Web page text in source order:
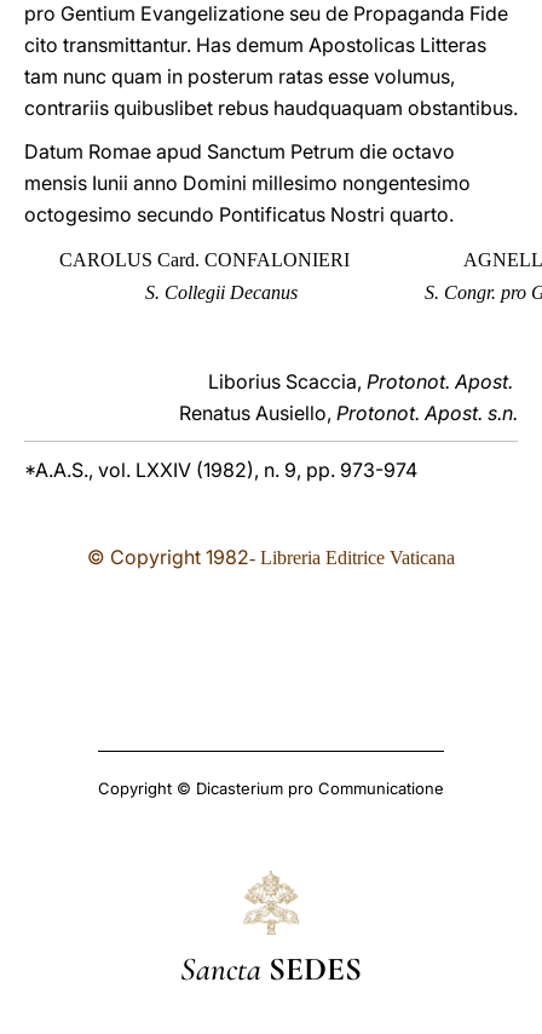
pro Gentium Evangelizatione seu de Propaganda Fide
cito transmittantur. Has demum Apostolicas Litteras
tam nunc quam in posterum ratas esse volumus,
contrariis quibuslibet rebus haudquaquam obstantibus.
Datum Romae apud Sanctum Petrum die octavo
mensis Iunii anno Domini millesimo nongentesimo
octogesimo secundo Pontificatus Nostri quarto.
CAROLUS Card. CONFALONIERI
S. Collegii Decanus
S. Congr. pro
Liborius Scaccia, Protonot. Apost.
Renatus Ausiello, Protonot. Apost. s.n.
*A.A.S., vol. LXXIV (1982), n. 9, pp. 973-974
© Copyright 1982- Libreria Editrice Vaticana
Copyright © Dicasterium pro Communicatione
Sancta SEDES